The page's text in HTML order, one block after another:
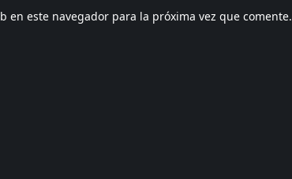
este navegador para la próxima vez que comente.